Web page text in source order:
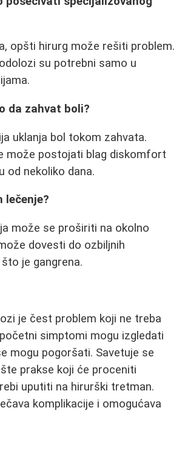
opšti hirurg može rešiti problem.
su potrebni samo u
da zahvat boli?
uklanja bol tokom zahvata.
može postojati blag diskomfort
od nekoliko dana.
lečenje?
može se proširiti na okolno
dovesti do ozbiljnih
je gangrena.
je čest problem koji ne treba
simptomi mogu izgledati
mogu pogoršati. Savetuje se
prakse koji će proceniti
uputiti na hirurški tretman.
komplikacije i omogućava